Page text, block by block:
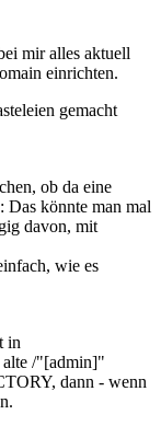
mir alles aktuell
einrichten.
gemacht
ob da eine
Das könnte man mal
davon, mit
wie es
in
/"[admin]"
dann - wenn